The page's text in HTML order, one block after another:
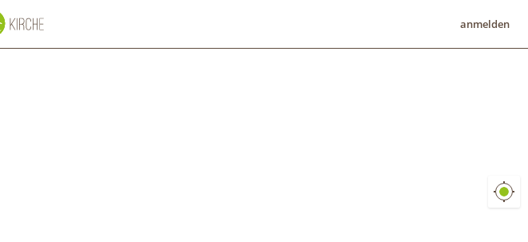
anmelden
GPS